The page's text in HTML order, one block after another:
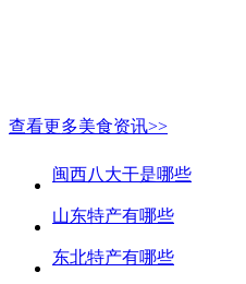
查看更多美食资讯>>
闽西八大干是哪些
山东特产有哪些
东北特产有哪些